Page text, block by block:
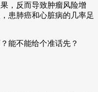
，反而导致肿瘤风险增
患肺癌和心脏病的几率足
能不能给个准话先？